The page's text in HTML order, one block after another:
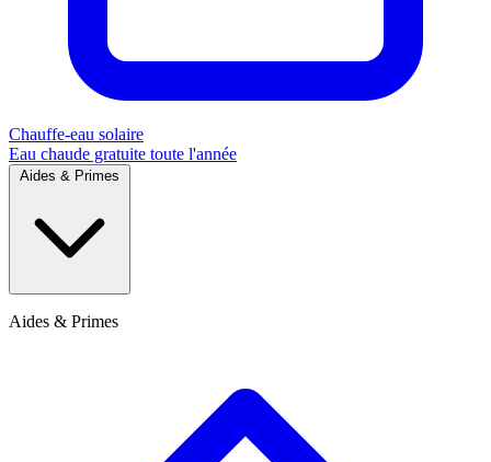
Chauffe-eau solaire
Eau chaude gratuite toute l'année
Aides & Primes